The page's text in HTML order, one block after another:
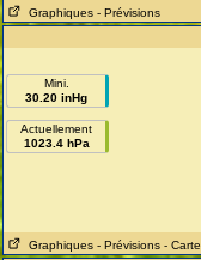
Graphiques - Prévisions
Mini.
30.20 inHg
Actuellement
1023.4 hPa
Graphiques - Prévisions - Carte